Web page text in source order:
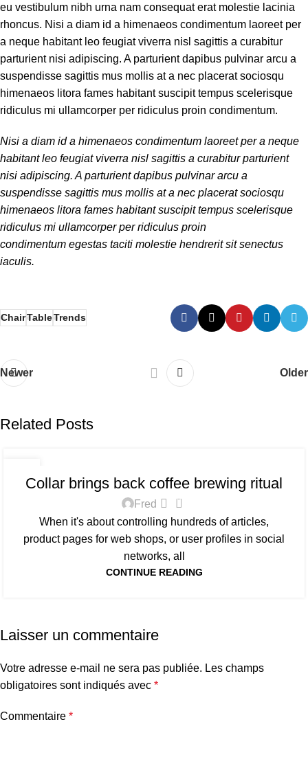
eu vestibulum nibh urna nam consequat erat molestie lacinia
rhoncus. Nisi a diam id a himenaeos condimentum laoreet per
a neque habitant leo feugiat viverra nisl sagittis a curabitur
parturient nisi adipiscing. A parturient dapibus pulvinar arcu a
suspendisse sagittis mus mollis at a nec placerat sociosqu
himenaeos litora fames habitant suscipit tempus scelerisque
ridiculus mi ullamcorper per ridiculus proin condimentum.
Nisi a diam id a himenaeos condimentum laoreet per a neque
habitant leo feugiat viverra nisl sagittis a curabitur parturient
nisi adipiscing. A parturient dapibus pulvinar arcu a
suspendisse sagittis mus mollis at a nec placerat sociosqu
himenaeos litora fames habitant suscipit tempus scelerisque
ridiculus mi ullamcorper per ridiculus proin
condimentum egestas taciti molestie hendrerit sit senectus
iaculis.
ChairTableTrends
Newer Older
Related Posts
AOÛTCollar brings back coffee brewing ritual
Fred 0
When it's about controlling hundreds of articles,
product pages for web shops, or user profiles in social
networks, all
CONTINUE READING
Laisser un commentaire
Votre adresse e-mail ne sera pas publiée. Les champs
obligatoires sont indiqués avec *
Commentaire *